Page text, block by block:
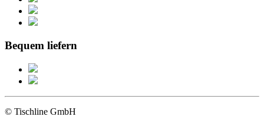
Bequem liefern
© Tischline GmbH